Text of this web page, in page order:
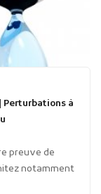
Perturbations à
preuve de
notamment